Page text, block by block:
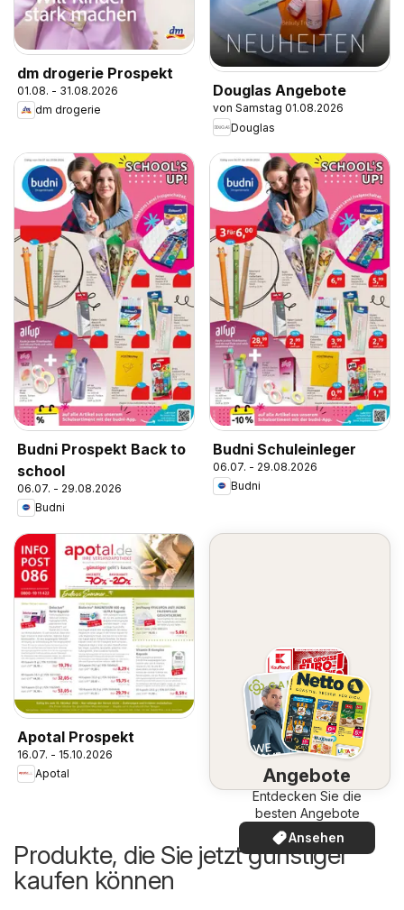
dm drogerie Prospekt
01.08. - 31.08.2026
dm drogerie
Douglas Angebote
von Samstag 01.08.2026
Douglas
Budni Prospekt Back to
school
06.07. - 29.08.2026
Budni
Budni Schuleinleger
06.07. - 29.08.2026
Budni
Apotal Prospekt
16.07. - 15.10.2026
Apotal
Angebote
Entdecken Sie die
besten Angebote
Ansehen
Produkte, die Sie jetzt günstiger
kaufen können